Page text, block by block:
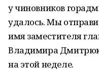
у чиновников
удалось. Мы
имя заместителя
Владимира
на этой неделе.